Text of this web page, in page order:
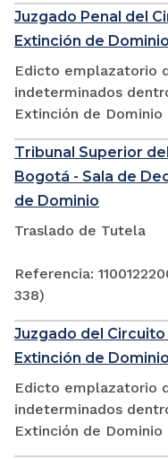
Juzgado Penal del
Extinción de
Edicto emplazatorio
indeterminados
Extinción de Dominio
Tribunal Superior
Bogotá - Sala de
de Dominio
Traslado de Tutela
Referencia:
338)
Juzgado del
Extinción de
Edicto emplazatorio
indeterminados
Extinción de Dominio